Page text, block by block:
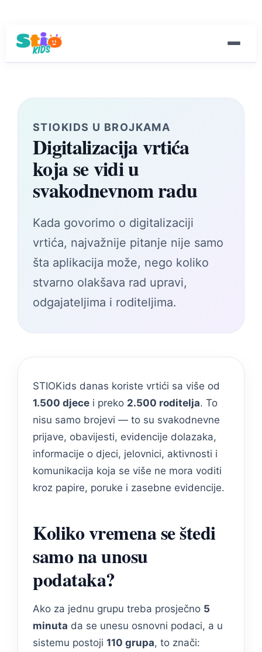
STIOKIDS U BROJKAMA
Digitalizacija vrtića
koja se vidi u
svakodnevnom radu
Kada govorimo o digitalizaciji
vrtića, najvažnije pitanje nije samo
šta aplikacija može, nego koliko
stvarno olakšava rad upravi,
odgajateljima i roditeljima.
STIOKids danas koriste vrtići sa više od
1.500 djece i preko 2.500 roditelja. To
nisu samo brojevi — to su svakodnevne
prijave, obavijesti, evidencije dolazaka,
informacije o djeci, jelovnici, aktivnosti i
komunikacija koja se više ne mora voditi
kroz papire, poruke i zasebne evidencije.
Koliko vremena se štedi
samo na unosu
podataka?
Ako za jednu grupu treba prosječno 5
minuta da se unesu osnovni podaci, a u
sistemu postoji 110 grupa, to znači: